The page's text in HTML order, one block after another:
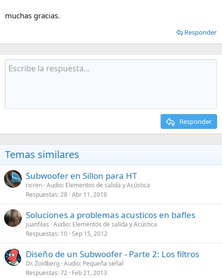
muchas gracias.
Responder
Responder
Temas similares
Subwoofer en Sillon para HT
ricren Audio: Elementos de salida y Acústica
Respuestas 28 Abr 11, 2016
Soluciones a problemas acusticos en bafles
juanfilas Audio: Elementos de salida y Acústica
Respuestas 10 Sep 15, 2012
Diseño de un Subwoofer - Parte 2: Los filtros
Dr. Zoidberg Audio: Pequeña señal
Respuestas 72 Feb 21, 2013